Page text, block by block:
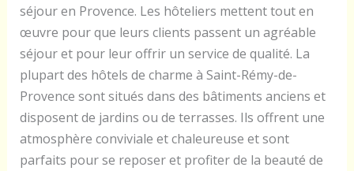
séjour en Provence. Les hôteliers mettent tout en
œuvre pour que leurs clients passent un agréable
séjour et pour leur offrir un service de qualité. La
plupart des hôtels de charme à Saint-Rémy-de-
Provence sont situés dans des bâtiments anciens et
disposent de jardins ou de terrasses. Ils offrent une
atmosphère conviviale et chaleureuse et sont
parfaits pour se reposer et profiter de la beauté de